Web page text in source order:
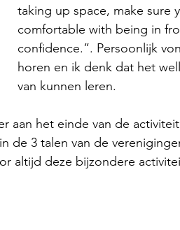
taking up space, make sure
comfortable with being in
confidence.”. Persoonlijk
horen en ik denk dat het
van kunnen leren.
aan het einde van de
de 3 talen van de
altijd deze bijzondere